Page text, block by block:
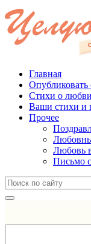
Главная
Опубликовать
Стихи о любви
Ваши стихи и
Прочее
Любовь
Письмо